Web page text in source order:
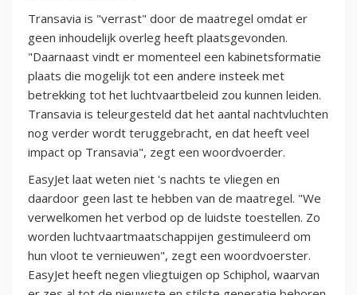
Transavia is "verrast" door de maatregel omdat er
geen inhoudelijk overleg heeft plaatsgevonden.
"Daarnaast vindt er momenteel een kabinetsformatie
plaats die mogelijk tot een andere insteek met
betrekking tot het luchtvaartbeleid zou kunnen leiden.
Transavia is teleurgesteld dat het aantal nachtvluchten
nog verder wordt teruggebracht, en dat heeft veel
impact op Transavia", zegt een woordvoerder.
EasyJet laat weten niet 's nachts te vliegen en
daardoor geen last te hebben van de maatregel. "We
verwelkomen het verbod op de luidste toestellen. Zo
worden luchtvaartmaatschappijen gestimuleerd om
hun vloot te vernieuwen", zegt een woordvoerster.
EasyJet heeft negen vliegtuigen op Schiphol, waarvan